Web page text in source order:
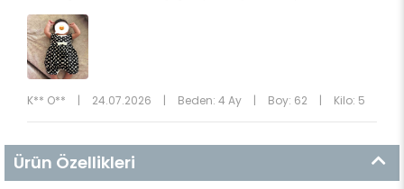
K** O** | 24.07.2026 | Beden: 4 Ay | Boy: 62 | Kilo: 5
Ürün Özellikleri